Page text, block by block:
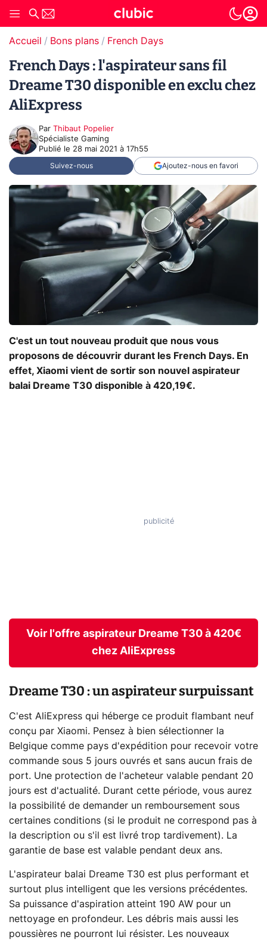
Accueil Bons plans French Days
French Days : l'aspirateur sans fil
Dreame T30 disponible en exclu chez
AliExpress
Par Thibaut Popelier
Spécialiste Gaming
Publié le 28 mai 2021 à 17h55
Suivez-nous Ajoutez-nous en favori
C'est un tout nouveau produit que nous vous
proposons de découvrir durant les French Days. En
effet, Xiaomi vient de sortir son nouvel aspirateur
balai Dreame T30 disponible à 420,19€.
Voir l'offre aspirateur Dreame T30 à 420€
chez AliExpress
Dreame T30 : un aspirateur surpuissant
C'est AliExpress qui héberge ce produit flambant neuf
conçu par Xiaomi. Pensez à bien sélectionner la
Belgique comme pays d'expédition pour recevoir votre
commande sous 5 jours ouvrés et sans aucun frais de
port. Une protection de l'acheteur valable pendant 20
jours est d'actualité. Durant cette période, vous aurez
la possibilité de demander un remboursement sous
certaines conditions (si le produit ne correspond pas à
la description ou s'il est livré trop tardivement). La
garantie de base est valable pendant deux ans.
L'aspirateur balai Dreame T30 est plus performant et
surtout plus intelligent que les versions précédentes.
Sa puissance d'aspiration atteint 190 AW pour un
nettoyage en profondeur. Les débris mais aussi les
poussières ne pourront lui résister. Les nouveaux